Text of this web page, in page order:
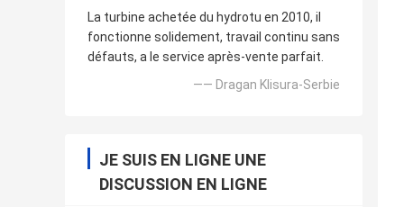
La turbine achetée du hydrotu en 2010, il
fonctionne solidement, travail continu sans
défauts, a le service après-vente parfait.
—— Dragan Klisura-Serbie
JE SUIS EN LIGNE UNE
DISCUSSION EN LIGNE